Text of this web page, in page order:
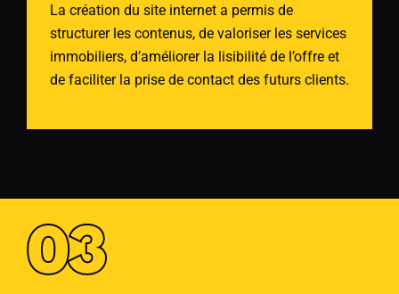
La création du site internet a permis de
structurer les contenus, de valoriser les services
immobiliers, d’améliorer la lisibilité de l’offre et
de faciliter la prise de contact des futurs clients.
03